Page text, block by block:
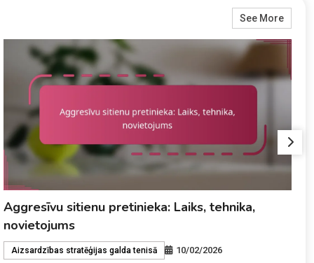
See More
Griešanas stratēģijas: Satvēriens, Leņķis,
Griezums
Aizsardzības stratēģijas galda tenisā 09/02/2026